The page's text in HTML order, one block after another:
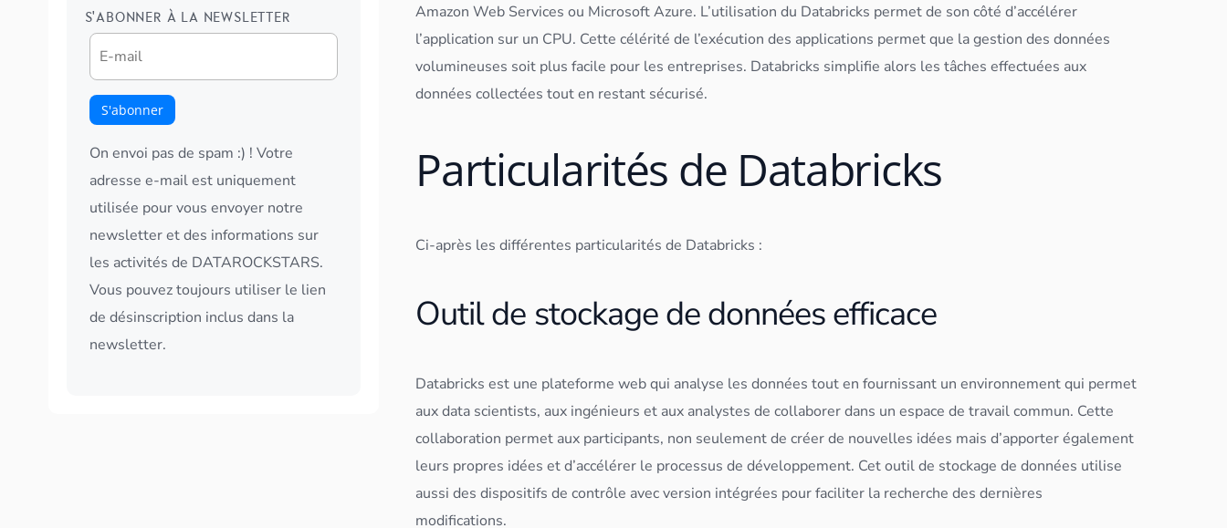
S'ABONNER À LA NEWSLETTER
On envoi pas de spam :) ! Votre
adresse e-mail est uniquement
utilisée pour vous envoyer notre
newsletter et des informations sur
les activités de DATAROCKSTARS.
Vous pouvez toujours utiliser le lien
de désinscription inclus dans la
newsletter.
Amazon Web Services ou Microsoft Azure. L’utilisation du Databricks permet de son côté d’accélérer
l’application sur un CPU. Cette célérité de l’exécution des applications permet que la gestion desdonnées
volumineuses soit plus facile pour les entreprises. Databricks simplifie alors les tâches effectuées aux
données collectées tout en restant sécurisé.
Particularités de Databricks
Ci-après les différentes particularités de Databricks :
Outil de stockage de données efficace
Databricks est une plateforme web qui analyse lesdonnées tout en fournissant un environnement qui permet
auxdata scientists, aux ingénieurs et aux analystes de collaborer dans un espace de travail commun. Cette
collaboration permet aux participants, non seulement de créer de nouvelles idées mais d’apporter également
leurs propres idées et d’accélérer le processus de développement. Cet outil de stockage dedonnées utilise
aussi des dispositifs de contrôle avec version intégrées pour faciliter la recherche des dernières
modifications.